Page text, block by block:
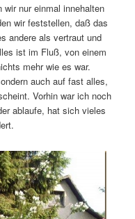
nur einmal innehalten
wir feststellen, daß das
andere als vertraut und
ist im Fluß, von einem
mehr wie es war.
auch auf fast alles,
Vorhin war ich noch
ablaufe, hat sich vieles